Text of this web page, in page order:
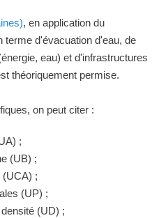
, en application du
terme d'évacuation d'eau, de
eau) et d'infrastructures
théoriquement permise.
on peut citer :
;
(UB) ;
(UCA) ;
(UP) ;
(UD) ;